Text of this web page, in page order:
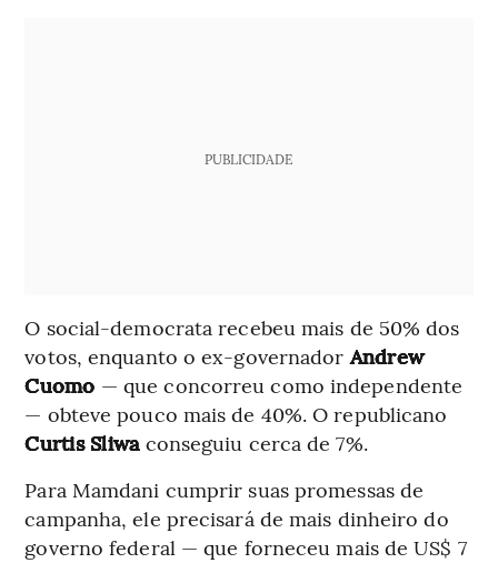
PUBLICIDADE
O social-democrata recebeu mais de 50% dos
votos, enquanto o ex-governadorAndrew
Cuomo — que concorreu como independente
— obteve pouco mais de 40%. O republicano
Curtis Sliwa conseguiu cerca de 7%.
Para Mamdani cumprir suas promessas de
campanha, ele precisará de mais dinheiro do
governo federal — que forneceu mais de US$ 7